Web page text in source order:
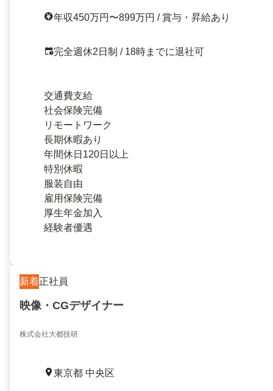
年収450万円〜899万円 / 賞与・昇給あり
完全週休2日制 / 18時までに退社可
交通費支給
社会保険完備
リモートワーク
長期休暇あり
年間休日120日以上
特別休暇
服装自由
雇用保険完備
厚生年金加入
経験者優遇
新着正社員
映像・CGデザイナー
株式会社大都技研
東京都 中央区